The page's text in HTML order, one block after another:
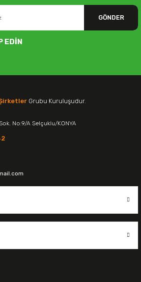
GÖNDER
EDİN
Grubu Kuruluşudur.
No:9/A Selçuklu/KONYA